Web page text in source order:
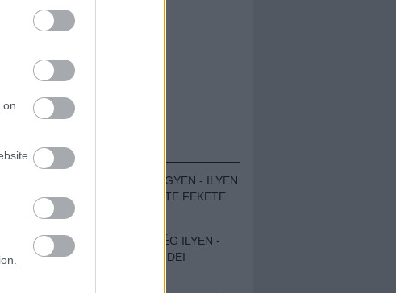
on
BESZÁMOLÓK
ZENÉS TÁBOR A HEGYEN - ILYEN
VOLT A VÍRUS SZÜLTE FEKETE
ZAJ FESZTIVÁL
SOHA NEM VOLT MÉG ILYEN -
BESZÁMOLÓNK AZ IDEI